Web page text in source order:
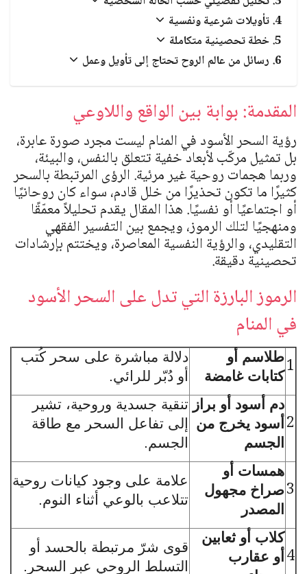
الجن والملائكة
تأويلات شرعية ونفسية
خطة تحصينية متكاملة
رسائل من عالم الروح تحتاج إلى تأويل وعمل
المقدمة: بوابة بين الواقع واللاوعي
رؤية السحر الأسود في المنام ليست مجرد صورة عابرة،
بل تمثيل مركّب لأبعاد خفية تتعلق بالنفس، والبيئة،
وربما هجمات روحية غير مرئية. الرؤى المرتبطة بالسحر
كثيرًا ما تكون تحذيرًا من خلل قادم، سواء كان روحانيًا
أو اجتماعيًا أو نفسيًا. هذا المقال يقدم تحليلاً معمّقًا
ومنهجيًا لتلك الرموز، ويجمع بين التفسير الفقهي
التقليدي، والرؤية النفسية المعاصرة، ويختتم بإرشادات
تحصينية دقيقة.
الرموز البارزة التي تدل على السحر الأسود
في المنام
1طلاسم أو
كتابات غامضة
دلالة مباشرة على سحر كُتب
أو دُبّر للرائي.
2
دم أسود أو براز
أسود يخرج من
الجسم
تنقية جسدية وروحية، تشير
إلى تفاعل السحر مع طاقة
الجسم.
3
همسات أو
صراخ مجهول
المصدر
علامة على وجود كيانات روحية
تتلاعب بالوعي أثناء النوم.
4
كلاب أو ثعابين
أو عقارب
قوى شرّ مرتبطة بالحسد أو
التسلط الروحي عبر السحر.